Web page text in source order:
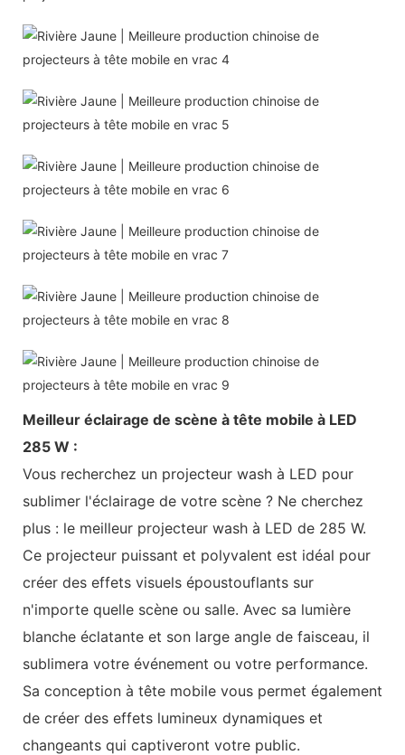
Meilleur éclairage de scène à tête mobile à LED
285 W :
Vous recherchez un projecteur wash à LED pour
sublimer l'éclairage de votre scène ? Ne cherchez
plus : le meilleur projecteur wash à LED de 285 W.
Ce projecteur puissant et polyvalent est idéal pour
créer des effets visuels époustouflants sur
n'importe quelle scène ou salle. Avec sa lumière
blanche éclatante et son large angle de faisceau, il
sublimera votre événement ou votre performance.
Sa conception à tête mobile vous permet également
de créer des effets lumineux dynamiques et
changeants qui captiveront votre public.